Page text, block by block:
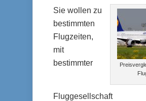
Sie wollen zu
bestimmten
Flugzeiten,
mit
bestimmter
Fluggesellschaft